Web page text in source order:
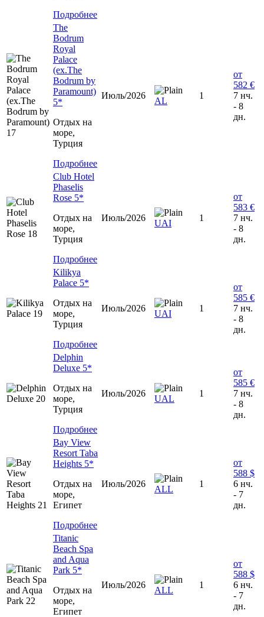
Подробнее
The
Bodrum
Royal
Palace
(ex.The
Bodrum by
Paramount)
5*
Отдых на
море,
Турция
Подробнее
Июль/2026
AL
1
от
582 €
7 нч.
- 8
дн.
Club Hotel
Phaselis
Rose 5*
Отдых на
море,
Турция
Подробнее
Июль/2026
UAI
1
от
583 €
7 нч.
- 8
дн.
Kilikya
Palace 5*
Отдых на
море,
Турция
Подробнее
Июль/2026
UAI
1
от
585 €
7 нч.
- 8
дн.
Delphin
Deluxe 5*
Отдых на
море,
Турция
Подробнее
Июль/2026
UAL
1
от
585 €
7 нч.
- 8
дн.
Bay View
Resort Taba
Heights 5*
Отдых на
море,
Египет
Подробнее
Июль/2026
ALL
1
от
588 $
6 нч.
- 7
дн.
Titanic
Beach Spa
and Aqua
Park 5*
Отдых на
море,
Египет
Июль/2026
ALL
1
от
588 $
6 нч.
- 7
дн.